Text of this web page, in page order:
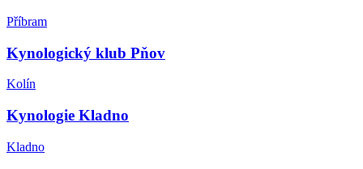
Příbram
Kynologický klub Pňov
Kolín
Kynologie Kladno
Kladno